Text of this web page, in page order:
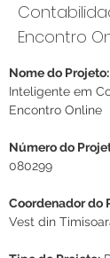
Encontro
Nome do Projeto:
Inteligente em
Encontro Online
Número do
080299
Coordenador do
Vest din